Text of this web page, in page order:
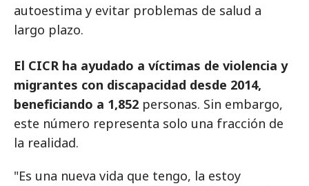
autoestima y evitar problemas de salud a
largo plazo.
El CICR ha ayudado a víctimas de violencia y
migrantes con discapacidad desde 2014,
beneficiando a 1,852 personas. Sin embargo,
este número representa solo una fracción de
la realidad.
"Es una nueva vida que tengo, la estoy